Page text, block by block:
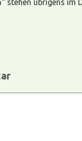
stehen übrigens im